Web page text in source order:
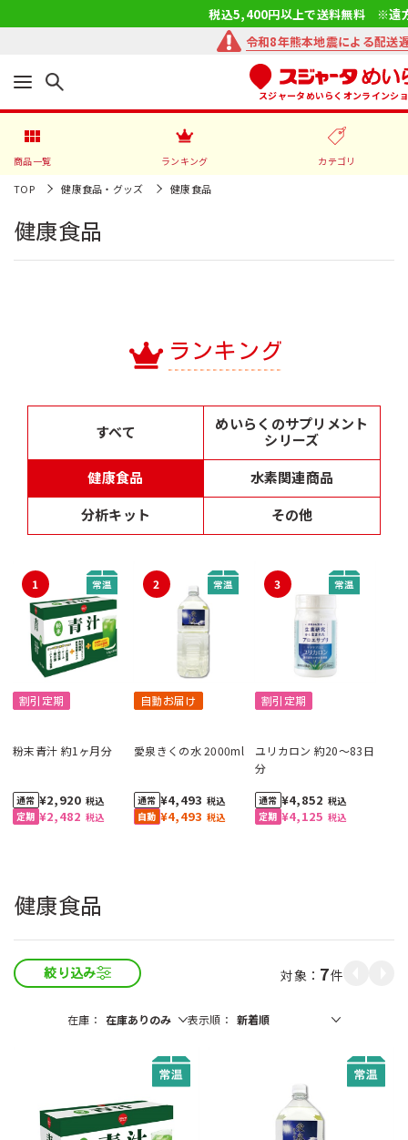
税込5,400円以上で送料無料 ※遠
令和8年熊本地震による配送
スジャータめいらくオンラインシ
商品一覧 ランキング カテゴリ
TOP 健康食品・グッズ 健康食品
健康食品
ランキング
すべて
めいらくのサプリメント
シリーズ
健康食品
水素関連商品
分析キット
その他
1
割引定期
粉末青汁 約1ヶ月分
¥2,482 税込
¥2,920 税込
2
自動お届け
愛泉きくの水 2000ml
¥4,493 税込
¥4,493 税込
3
割引定期
ユリカロン 約20～83日
分
¥4,125 税込
¥4,852 税込
健康食品
絞り込み 7件
在庫 表示順